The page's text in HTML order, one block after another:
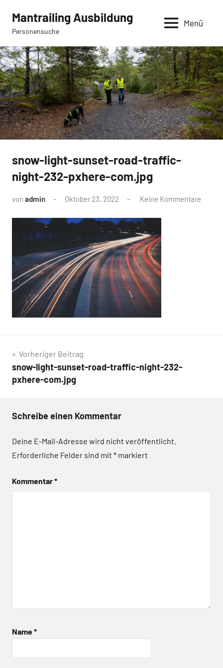
Inhalt
springen
Mantrailing Ausbildung
Personensuche
Menü
snow-light-sunset-road-traffic-
night-232-pxhere-com.jpg
von admin Oktober 23, 2022 Keine Kommentare
Beitrags-
Navigation
Vorheriger Beitrag
snow-light-sunset-road-traffic-night-232-
pxhere-com.jpg
Schreibe einen Kommentar
Deine E-Mail-Adresse wird nicht veröffentlicht.
Erforderliche Felder sind mit * markiert
Kommentar*
Name*